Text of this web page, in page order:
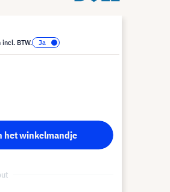
incl. BTW.
het winkelmandje